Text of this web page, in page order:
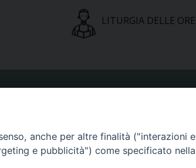
LITURGIA DELLE ORE
PHOTOGALLERY
anche per altre finalità ("interazioni e
e pubblicità") come specificato nella